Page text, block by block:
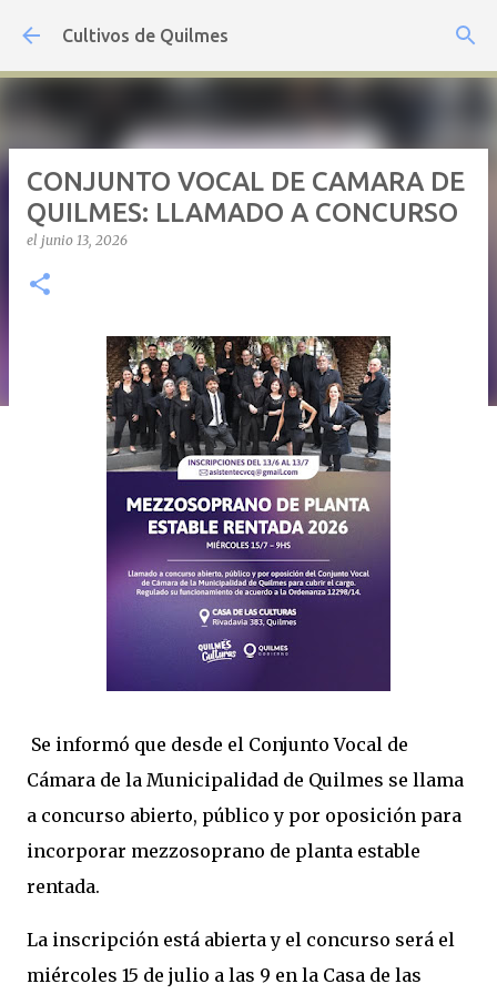
Ir al contenido principal
Cultivos de Quilmes
CONJUNTO VOCAL DE CAMARA DE
QUILMES: LLAMADO A CONCURSO
el junio 13, 2026
Se informó que desde el Conjunto Vocal de
Cámara de la Municipalidad de Quilmes se llama
a concurso abierto, público y por oposición para
incorporar mezzosoprano de planta estable
rentada.
La inscripción está abierta y el concurso será el
miércoles 15 de julio a las 9 en la Casa de las